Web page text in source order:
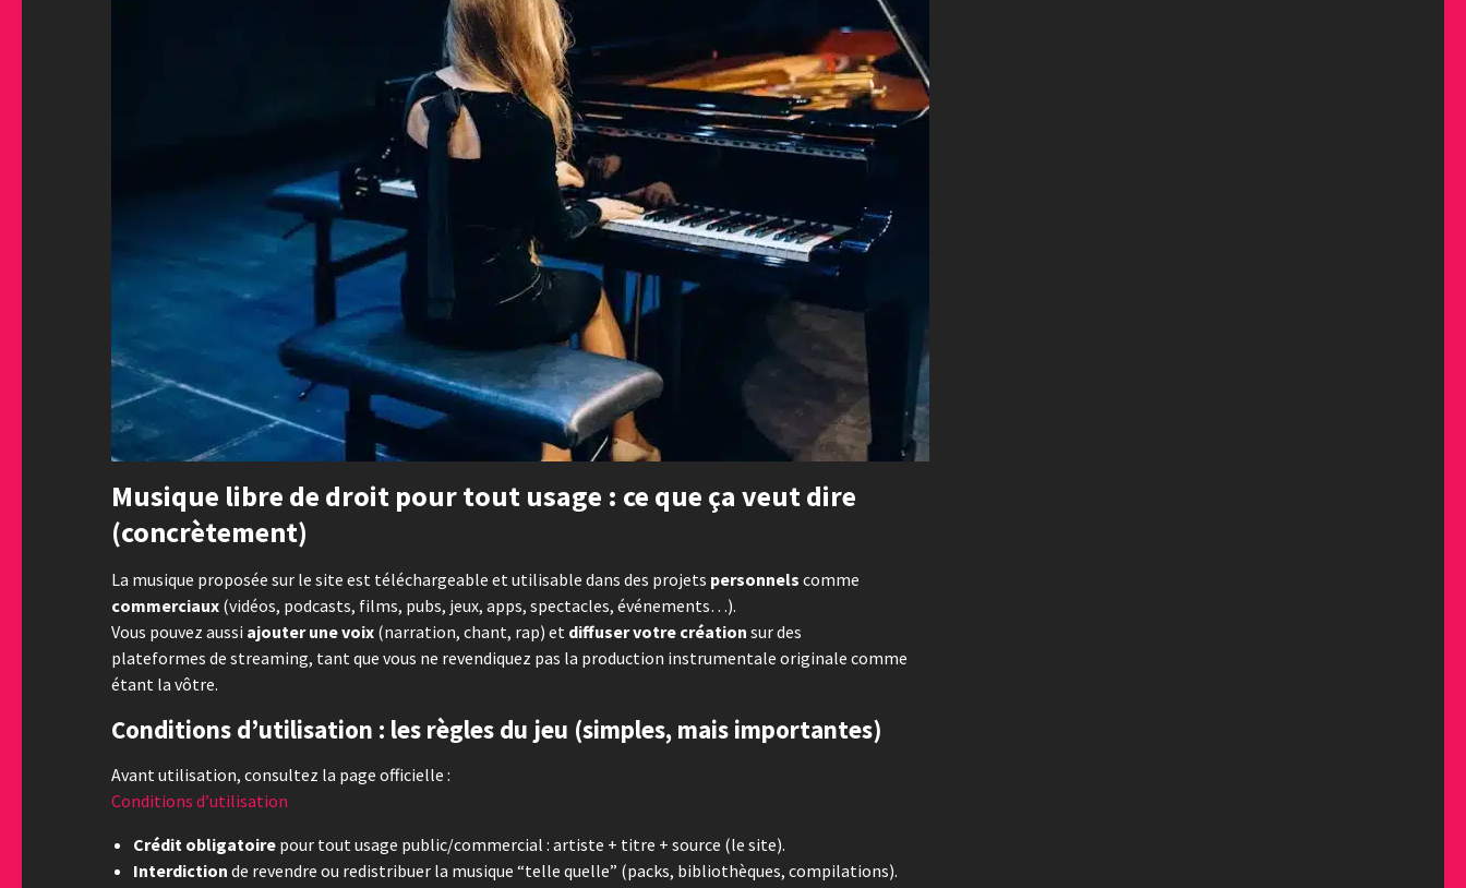
Musique libre de droit pour tout usage : ce que ça veut dire
(concrètement)
La musique proposée sur le site est téléchargeable et utilisable dans des projets personnels comme
commerciaux (vidéos, podcasts, films, pubs, jeux, apps, spectacles, événements…).
Vous pouvez aussi ajouter une voix (narration, chant, rap) et diffuser votre création sur des
plateformes de streaming, tant que vous ne revendiquez pas la production instrumentale originale comme
étant la vôtre.
Conditions d’utilisation : les règles du jeu (simples, mais importantes)
Avant utilisation, consultez la page officielle :
Conditions d’utilisation
Crédit obligatoire pour tout usage public/commercial : artiste + titre + source (le site).
Interdiction de revendre ou redistribuer la musique “telle quelle” (packs, bibliothèques, compilations).